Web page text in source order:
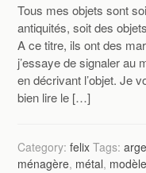
Tous mes objets sont
antiquités, soit des
A ce titre, ils ont des
j’essaye de signaler au
en décrivant l’objet. Je
bien lire le […]
Category:felix Tags:
ménagère, métal, modèle